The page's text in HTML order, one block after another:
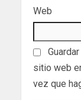
Web
sitio web
vez que